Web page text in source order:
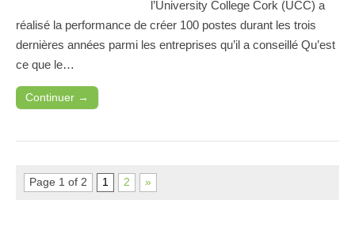
l’University College Cork (UCC) a
réalisé la performance de créer 100 postes durant les trois
dernières années parmi les entreprises qu’il a conseillé Qu’est
ce que le…
Continuer →
Page 1 of 2 1 2 »